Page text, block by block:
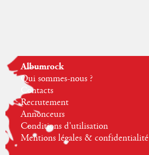
Albumrock
Qui sommes-nous ?
Contacts
Recrutement
Annonceurs
Conditions d'utilisation
Mentions légales & confidentialité